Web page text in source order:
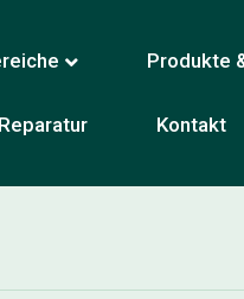
Produkte
Kontakt